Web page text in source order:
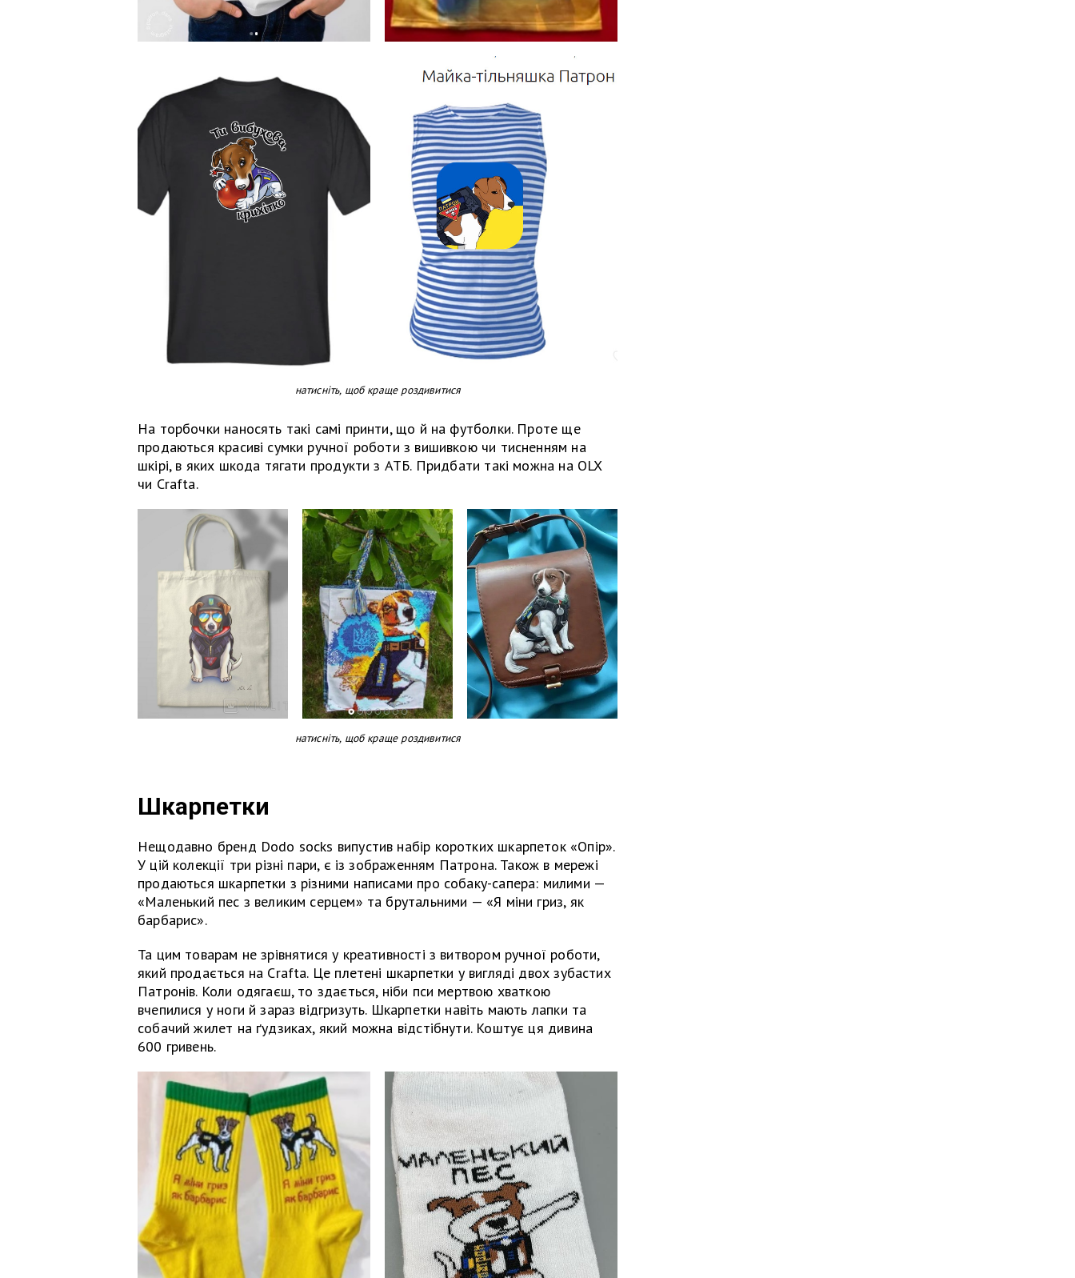
натисніть, щоб краще роздивитися
На торбочки наносять такі самі принти, що й на футболки. Проте ще
продаються красиві сумки ручної роботи з вишивкою чи тисненням на
шкірі, в яких шкода тягати продукти з АТБ. Придбати такі можна на OLX
чи Crafta.
натисніть, щоб краще роздивитися
Шкарпетки
Нещодавно бренд Dodo socks випустив набір коротких шкарпеток «Опір».
У цій колекції три різні пари, є із зображенням Патрона. Також в мережі
продаються шкарпетки з різними написами про собаку-сапера: милими —
«Маленький пес з великим серцем» та брутальними — «Я міни гриз, як
барбарис».
Та цим товарам не зрівнятися у креативності з витвором ручної роботи,
який продається на Сrafta. Це плетені шкарпетки у вигляді двох зубастих
Патронів. Коли одягаєш, то здається, ніби пси мертвою хваткою
вчепилися у ноги й зараз відгризуть. Шкарпетки навіть мають лапки та
собачий жилет на ґудзиках, який можна відстібнути. Коштує ця дивина
600 гривень.